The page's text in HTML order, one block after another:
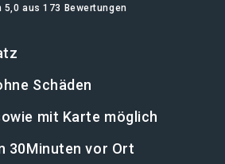
5,0 aus 173 Bewertungen
Schäden
mit Karte möglich
30Minuten vor Ort